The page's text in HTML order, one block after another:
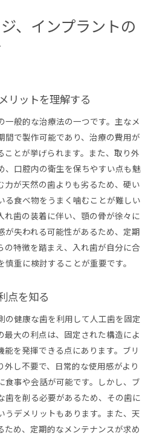
、インプラントの
リットを理解する
一般的な治療法の一つです。主なメ
間で製作可能であり、治療の費用が
ことが挙げられます。また、取り外
、口腔内の衛生を保ちやすい点も魅
力が天然の歯よりも劣るため、硬い
る食べ物をうまく噛むことが難しい
れ歯の装着に伴い、顎の骨が徐々に
が失われる可能性があるため、定期
の特徴を踏まえ、入れ歯が自分に合
重に検討することが重要です。
点を知る
の健康な歯を利用して人工歯を固定
最大の利点は、固定された構造によ
能を発揮できる点にあります。ブリ
し不要で、日常的な使用感がより
食事や会話が可能です。しかし、ブ
歯を削る必要があるため、その歯に
うデメリットもあります。また、天
ため、定期的なメンテナンスが求め